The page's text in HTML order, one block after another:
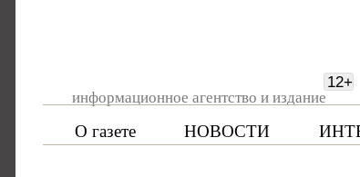
информационное агентство и издание
12+
О газете НОВОСТИ